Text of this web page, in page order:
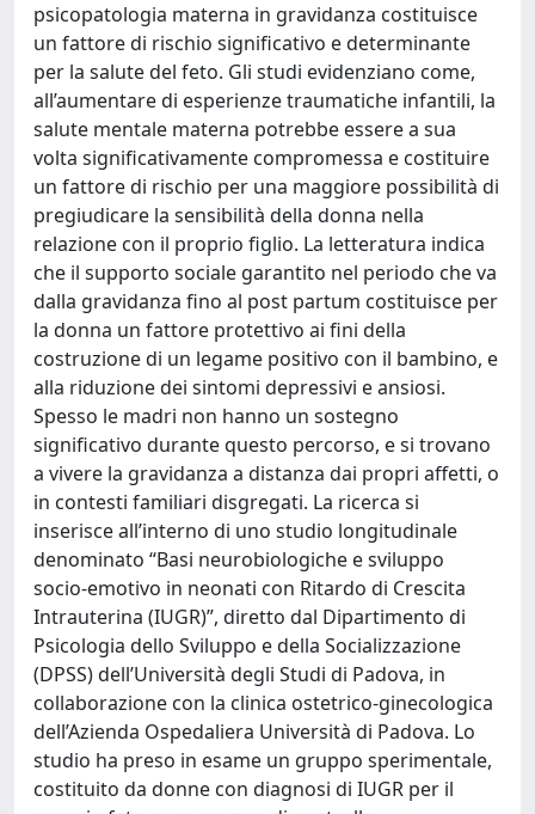
psicopatologia materna in gravidanza costituisce
un fattore di rischio significativo e determinante
per la salute del feto. Gli studi evidenziano come,
all’aumentare di esperienze traumatiche infantili, la
salute mentale materna potrebbe essere a sua
volta significativamente compromessa e costituire
un fattore di rischio per una maggiore possibilità di
pregiudicare la sensibilità della donna nella
relazione con il proprio figlio. La letteratura indica
che il supporto sociale garantito nel periodo che va
dalla gravidanza fino al post partum costituisce per
la donna un fattore protettivo ai fini della
costruzione di un legame positivo con il bambino, e
alla riduzione dei sintomi depressivi e ansiosi.
Spesso le madri non hanno un sostegno
significativo durante questo percorso, e si trovano
a vivere la gravidanza a distanza dai propri affetti, o
in contesti familiari disgregati. La ricerca si
inserisce all’interno di uno studio longitudinale
denominato “Basi neurobiologiche e sviluppo
socio-emotivo in neonati con Ritardo di Crescita
Intrauterina (IUGR)”, diretto dal Dipartimento di
Psicologia dello Sviluppo e della Socializzazione
(DPSS) dell’Università degli Studi di Padova, in
collaborazione con la clinica ostetrico-ginecologica
dell’Azienda Ospedaliera Università di Padova. Lo
studio ha preso in esame un gruppo sperimentale,
costituito da donne con diagnosi di IUGR per il